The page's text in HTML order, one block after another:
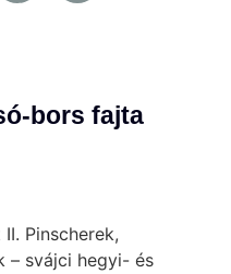
bors fajta
Pinscherek,
– svájci hegyi- és